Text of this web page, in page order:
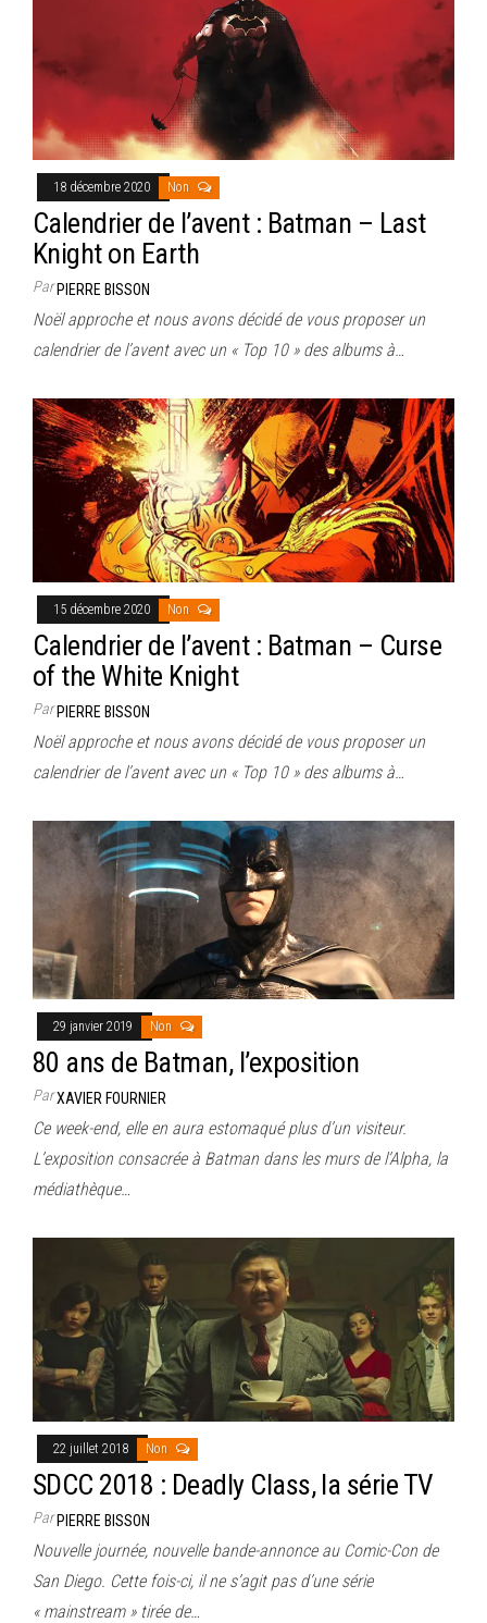
18 décembre 2020 Non
Calendrier de l’avent : Batman – Last
Knight on Earth
ParPIERRE BISSON
Noël approche et nous avons décidé de vous proposer un
calendrier de l’avent avec un « Top 10 » des albums à…
15 décembre 2020 Non
Calendrier de l’avent : Batman – Curse
of the White Knight
ParPIERRE BISSON
Noël approche et nous avons décidé de vous proposer un
calendrier de l’avent avec un « Top 10 » des albums à…
29 janvier 2019 Non
80 ans de Batman, l’exposition
ParXAVIER FOURNIER
Ce week-end, elle en aura estomaqué plus d’un visiteur.
L’exposition consacrée à Batman dans les murs de l’Alpha, la
médiathèque…
22 juillet 2018 Non
SDCC 2018 : Deadly Class, la série TV
ParPIERRE BISSON
Nouvelle journée, nouvelle bande-annonce au Comic-Con de
San Diego. Cette fois-ci, il ne s’agit pas d’une série
« mainstream » tirée de…